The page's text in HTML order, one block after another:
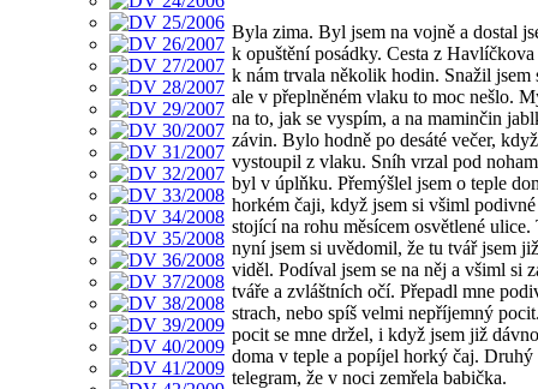
Byla zima. Byl jsem na vojně a dostal
k opuštění posádky. Cesta z
k nám trvala několik hodin. Snažil jsem
ale v přeplněném vlaku to moc nešlo.
na to, jak se vyspím, a na maminčin
závin. Bylo hodně po desáté večer,
vystoupil z vlaku. Sníh vrzal pod
byl v úplňku. Přemýšlel jsem o teple
horkém čaji, když jsem si všiml
stojící na rohu měsícem osvětlené ulice.
nyní jsem si uvědomil, že tu tvář jsem
viděl. Podíval jsem se na něj a všiml si
tváře a zvláštních očí. Přepadl mne
strach, nebo spíš velmi nepříjemný
pocit se mne držel, i když jsem již
doma v teple a popíjel horký čaj. Druhý
telegram, že v noci zemřela babička.